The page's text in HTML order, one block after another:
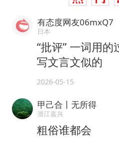
有态度网友06mxQ7
日本
“批评” 一词用
写文言文似的
2026-05-15
甲己合丨无所得
浙江嘉兴
粗俗谁都会